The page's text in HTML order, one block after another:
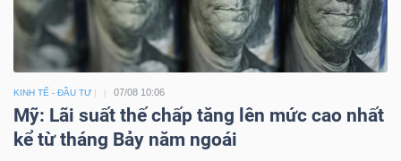
KINH TẾ - ĐẦU TƯ 07/08 10:06
Mỹ: Lãi suất thế chấp tăng lên mức cao nhất
kể từ tháng Bảy năm ngoái